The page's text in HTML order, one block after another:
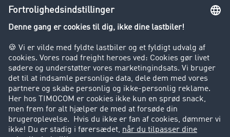
Lastbilkørsel forbudt
Kunder hverver kunder
Success Stories
Support
Support